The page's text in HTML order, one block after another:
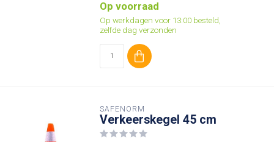
Op voorraad
Op werkdagen voor 13:00 besteld,
zelfde dag verzonden
SAFENORM
Verkeerskegel 45 cm